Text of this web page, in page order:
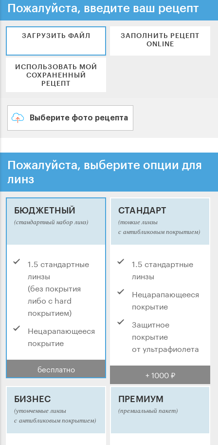
Пожалуйста, введите ваш рецепт
ЗАГРУЗИТЬ ФАЙЛ
ЗАПОЛНИТЬ РЕЦЕПТ
ONLINE
ИСПОЛЬЗОВАТЬ МОЙ
СОХРАНЕННЫЙ
РЕЦЕПТ
Выберите фото рецепта
Пожалуйста, выберите опции для
линз
БЮДЖЕТНЫЙ
(стандартный набор линз)
1.5 стандартные
линзы
(без покрытия
либо с hard
покрытием)
Нецарапающееся
покрытие
бесплатно
СТАНДАРТ
(тонкие линзы
с антибликовым покрытием)
1.5 стандартные
линзы
Нецарапающееся
покрытие
Защитное
покрытие
от ультрафиолета
+ 1000 ₽
БИЗНЕС
(утонченные линзы
с антибликовым покрытием)
ПРЕМИУМ
(премиальный пакет)